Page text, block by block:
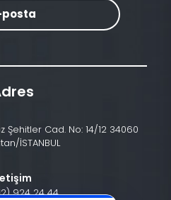
posta
Şehitler Cad. No: 14/12 34060
İSTANBUL
924 24 44